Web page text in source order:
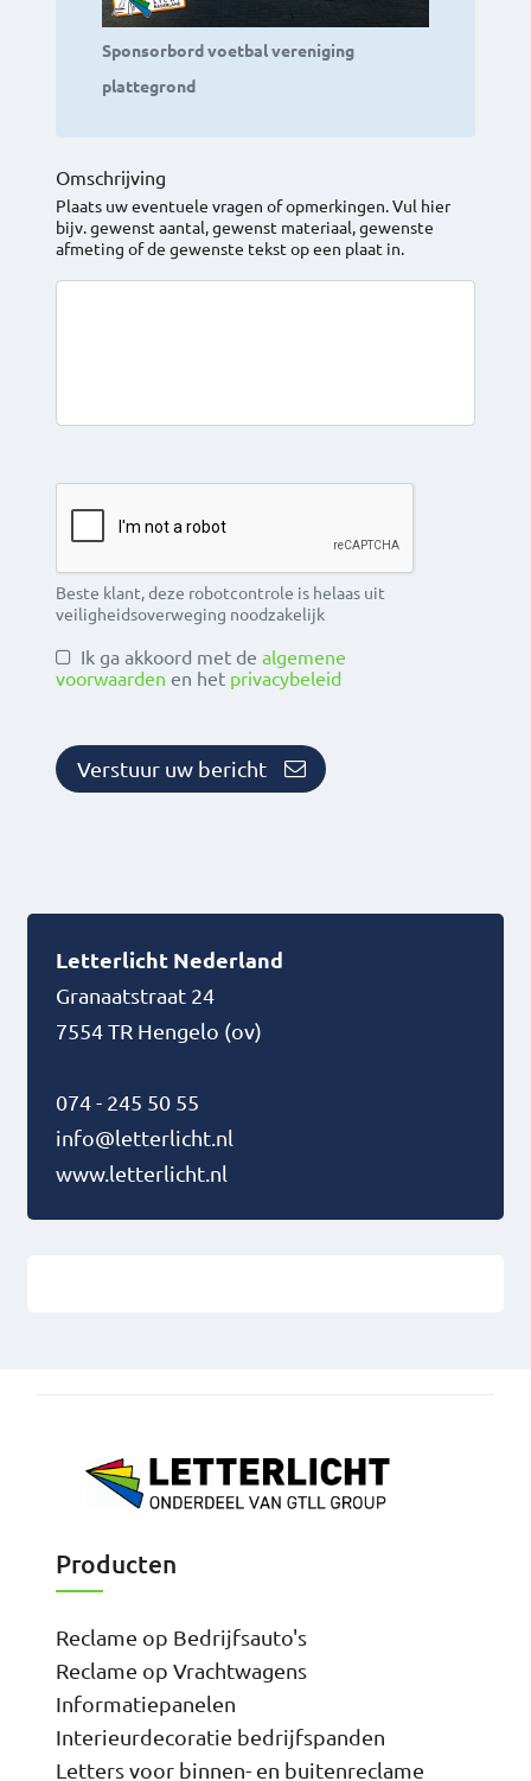
Sponsorbord voetbal vereniging
plattegrond
Omschrijving
Plaats uw eventuele vragen of opmerkingen. Vul hier
bijv. gewenst aantal, gewenst materiaal, gewenste
afmeting of de gewenste tekst op een plaat in.
Beste klant, deze robotcontrole is helaas uit
veiligheidsoverweging noodzakelijk
Ik ga akkoord met de algemene
voorwaarden en het privacybeleid
Verstuur uw bericht
Letterlicht Nederland
Granaatstraat 24
7554 TR Hengelo (ov)
074 - 245 50 55
info@letterlicht.nl
www.letterlicht.nl
Producten
Reclame op Bedrijfsauto's
Reclame op Vrachtwagens
Informatiepanelen
Interieurdecoratie bedrijfspanden
Letters voor binnen- en buitenreclame